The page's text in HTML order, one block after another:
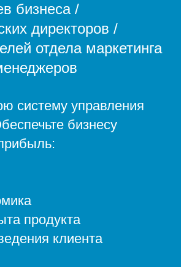
бизнеса /
директоров /
отдела маркетинга
систему управления
бизнесу
продукта
клиента